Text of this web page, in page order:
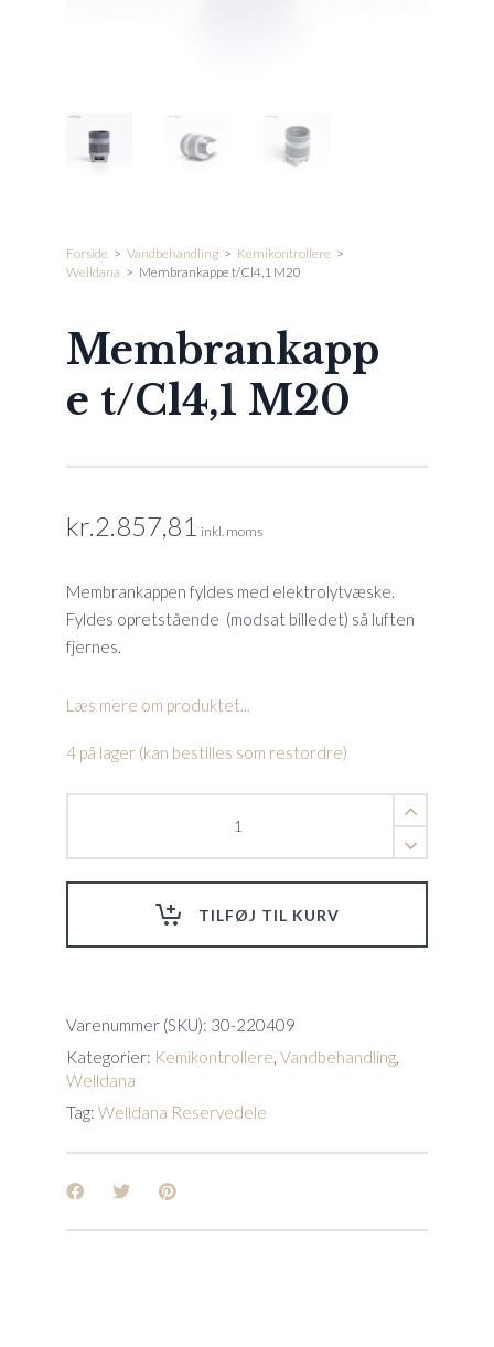
Forside > Vandbehandling > Kemikontrollere >
Welldana > Membrankappe t/Cl4,1 M20
Membrankapp
e t/Cl4,1 M20
kr. 2.857,81 inkl. moms
Membrankappen fyldes med elektrolytvæske.
Fyldes opretstående (modsat billedet) så luften
fjernes.
Læs mere om produktet...
4 på lager (kan bestilles som restordre)
TILFØJ TIL KURV
Varenummer (SKU): 30-220409
Kategorier: Kemikontrollere Vandbehandling
Welldana
Tag: Welldana Reservedele